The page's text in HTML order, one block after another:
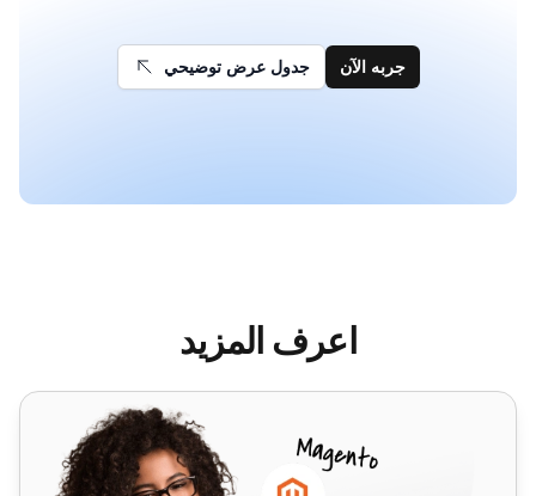
جربه الآن جدول عرض توضيحي
اعرف المزيد
Telnyx